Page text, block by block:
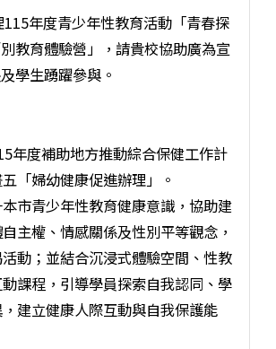
年度青少年性教育活動「青春探
教育體驗營」，請貴校協助廣為宣
學生踴躍參與。
年度補助地方推動綜合保健工作計
「婦幼健康促進辦理」。
市青少年性教育健康意識，協助建
主權、情感關係及性別平等觀念，
動；並結合沉浸式體驗空間、性教
課程，引導學員探索自我認同、學
建立健康人際互動與自我保護能